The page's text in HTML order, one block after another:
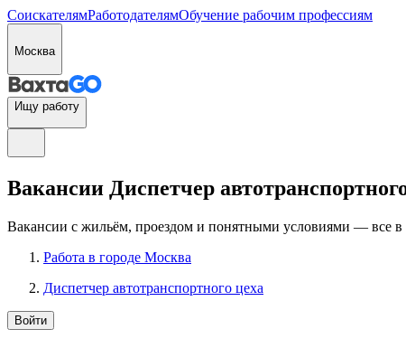
СоискателямРаботодателямОбучение рабочим профессиям
Москва
Ищу работу
Вакансии Диспетчер
Вакансии с жильём, проездом и понятными условиями — все в
Работа в городе Москва
Диспетчер автотранспортного цеха
Войти